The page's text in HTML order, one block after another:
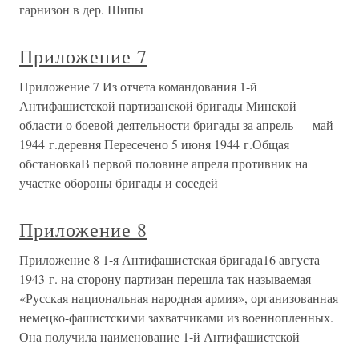
гарнизон в дер. Шипы
Приложение 7
Приложение 7 Из отчета командования 1-й
Антифашистской партизанской бригады Минской
области о боевой деятельности бригады за апрель — май
1944 г.деревня Пересечено 5 июня 1944 г.Общая
обстановкаВ первой половине апреля противник на
участке обороны бригады и соседей
Приложение 8
Приложение 8 1-я Антифашистская бригада16 августа
1943 г. на сторону партизан перешла так называемая
«Русская национальная народная армия», организованная
немецко-фашистскими захватчиками из военнопленных.
Она получила наименование 1-й Антифашистской